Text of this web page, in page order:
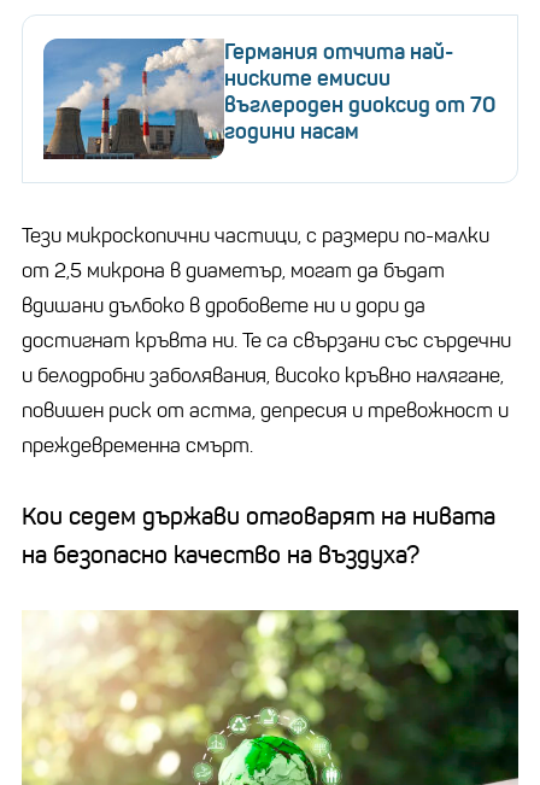
Германия отчита най-
ниските емисии
въглероден диоксид от 70
години насам
Тези микроскопични частици, с размери по-малки
от 2,5 микрона в диаметър, могат да бъдат
вдишани дълбоко в дробовете ни и дори да
достигнат кръвта ни. Те са свързани със сърдечни
и белодробни заболявания, високо кръвно налягане,
повишен риск от астма, депресия и тревожност и
преждевременна смърт.
Кои седем държави отговарят на нивата
на безопасно качество на въздуха?